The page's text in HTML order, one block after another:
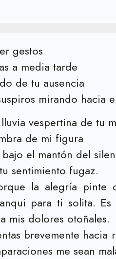
gestos
a media tarde
de tu ausencia
mirando hacia
vespertina de tu
de mi figura
el mantón del
sentimiento fugaz.
la alegría pinte
para ti solita.
mis dolores otoñales.
brevemente hacia
me sean